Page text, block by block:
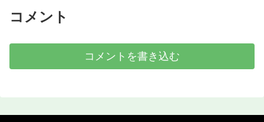
コメント
コメントを書き込む